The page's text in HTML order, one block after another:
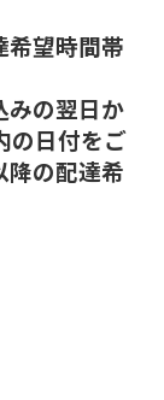
望時間帯
の翌日か
の日付をご
降の配達希